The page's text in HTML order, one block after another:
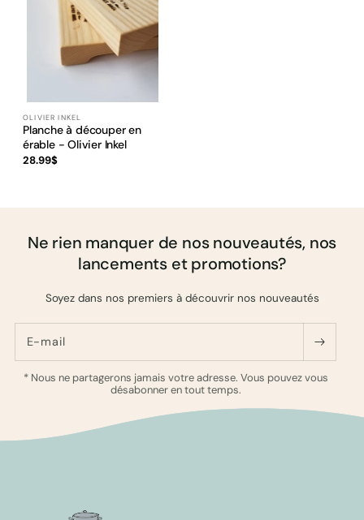
Fournisseur :
OLIVIER INKEL
Planche à découper en
érable - Olivier Inkel
Prix
28.99$
Ne rien manquer de nos nouveautés, nos
lancements et promotions?
Soyez dans nos premiers à découvrir nos nouveautés
E-mail
* Nous ne partagerons jamais votre adresse. Vous pouvez vous
désabonner en tout temps.